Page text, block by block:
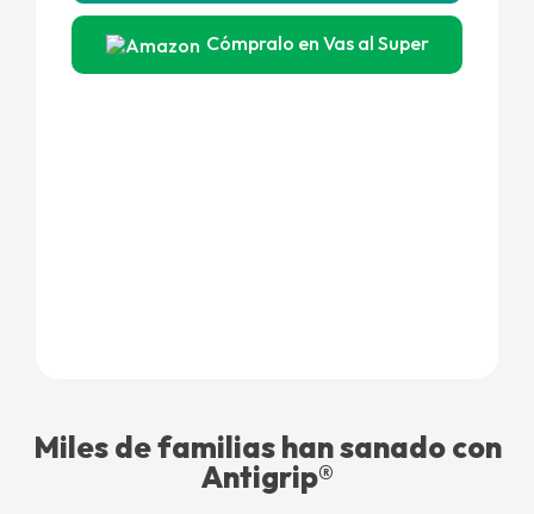
Cómpralo en Vas al Super
Miles de familias han sanado con
Antigrip®